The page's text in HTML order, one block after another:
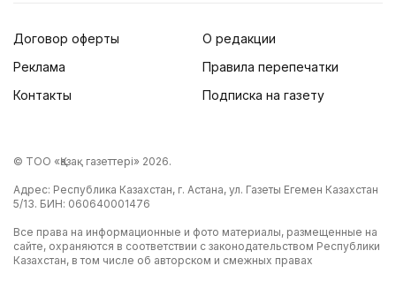
Договор оферты
Реклама
Контакты
О редакции
Правила перепечатки
Подписка на газету
© ТОО «Қазақ газеттері» 2026.
Адрес: Республика Казахстан, г. Астана, ул. Газеты Егемен Казахстан
5/13. БИН: 060640001476
Все права на информационные и фото материалы, размещенные на
сайте, охраняются в соответствии с законодательством Республики
Казахстан, в том числе об авторском и смежных правах